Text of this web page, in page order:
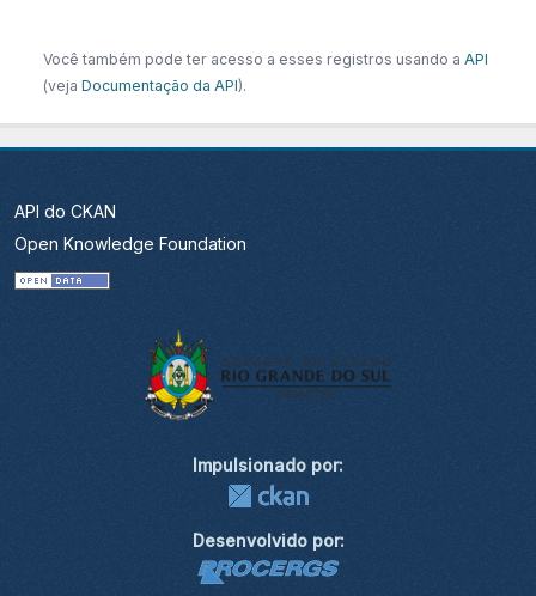
Você também pode ter acesso a esses registros usando a API
(veja Documentação da API).
API do CKAN
Open Knowledge Foundation
Impulsionado por:
Desenvolvido por: